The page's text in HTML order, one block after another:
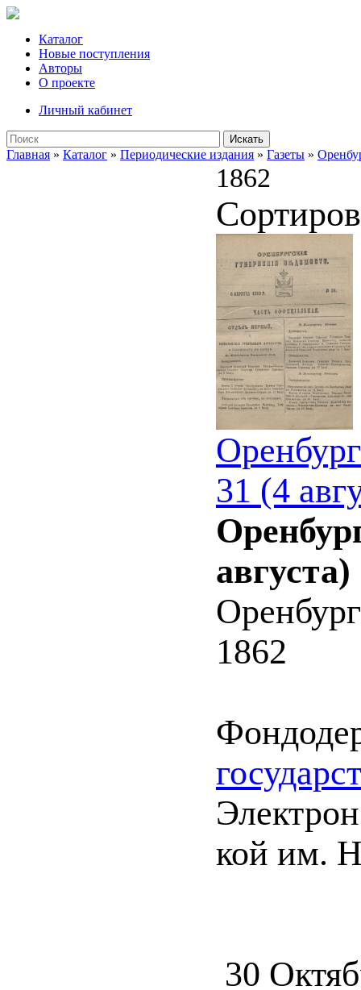
Каталог
Новые поступления
Авторы
О проекте
Личный кабинет
Искать
Главная » Каталог » Периодические издания » Газеты »
1862
31 (4
августа)
1862
кой им.
30